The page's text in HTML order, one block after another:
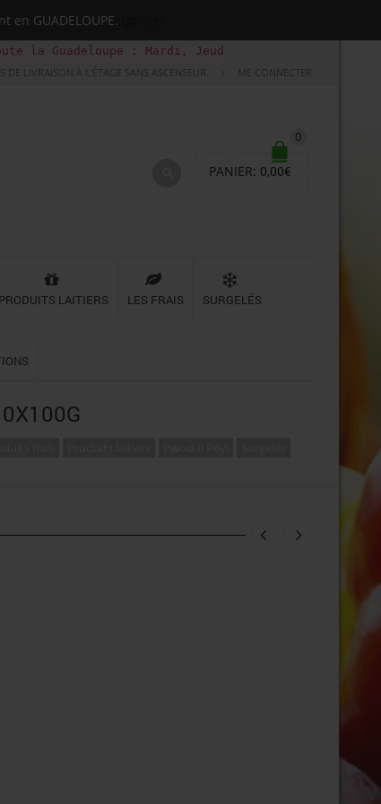
: Mardi, Jeudi, Samedi (Basse-terre
DE LIVRAISON À L'ÉTAGE SANS ASCENSEUR.
ME CONNECTER
0
PANIER: 0,00€
PRODUITS LAITIERS LES FRAIS SURGELÉS
en GUADELOUPE.